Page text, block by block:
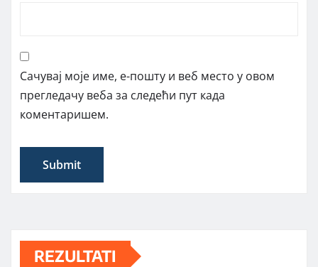
Сачувај моје име, е-пошту и веб место у овом
прегледачу веба за следећи пут када
коментаришем.
REZULTATI